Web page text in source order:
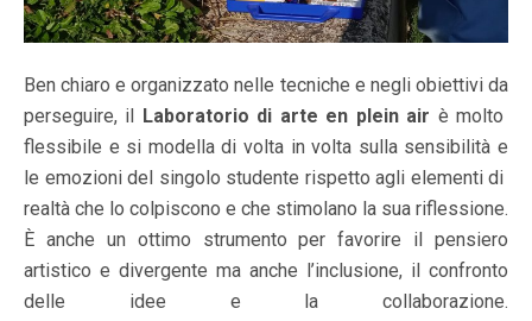
Ben chiaro e organizzato nelle tecniche e negli obiettivi da
perseguire, il Laboratorio di arte en plein air è molto
flessibile e si modella di volta in volta sulla sensibilità e
le emozioni del singolo studente rispetto agli elementi di
realtà che lo colpiscono e che stimolano la sua riflessione.
È anche un ottimo strumento per favorire il pensiero
artistico e divergente ma anche l’inclusione, il confronto
delle idee e la collaborazione.